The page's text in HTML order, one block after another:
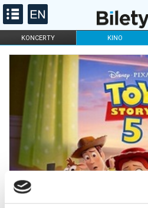
KONCERTY KINO
FILHARMONIA OPERA I BALET
ONLINE